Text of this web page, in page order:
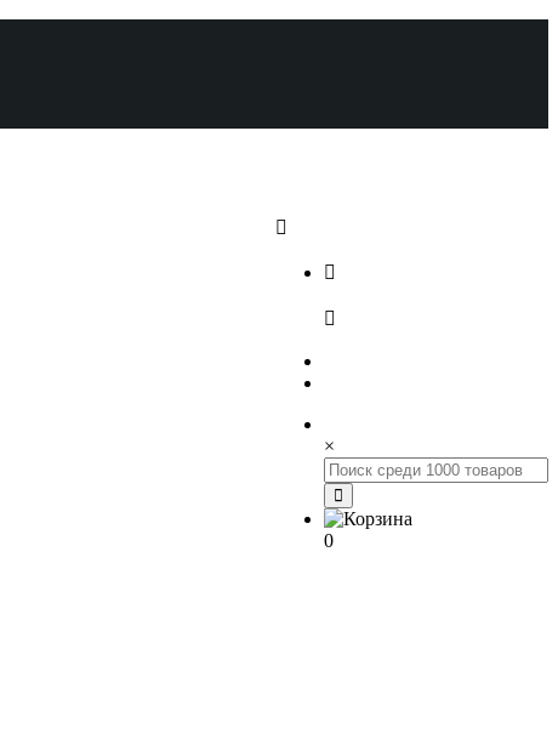
×
0